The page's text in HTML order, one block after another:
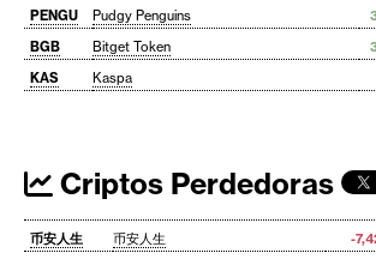
PENGU
Pudgy Penguins
BGB
Bitget Token
KAS
Kaspa
Criptos Perdedoras
币安人生 币安人生 -